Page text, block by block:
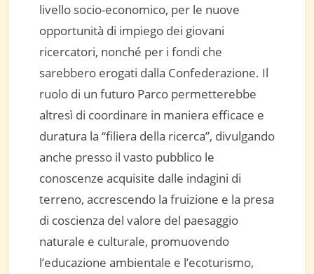
livello socio-economico, per le nuove
opportunità di impiego dei giovani
ricercatori, nonché per i fondi che
sarebbero erogati dalla Confederazione. Il
ruolo di un futuro Parco permetterebbe
altresì di coordinare in maniera efficace e
duratura la “filiera della ricerca”, divulgando
anche presso il vasto pubblico le
conoscenze acquisite dalle indagini di
terreno, accrescendo la fruizione e la presa
di coscienza del valore del paesaggio
naturale e culturale, promuovendo
l’educazione ambientale e l’ecoturismo,